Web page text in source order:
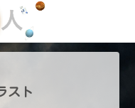
スト